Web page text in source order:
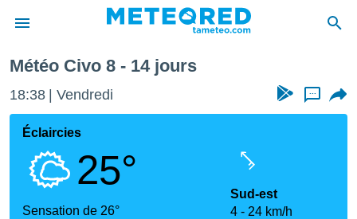
de
Météo Civo 8 - 14 jours
18:38 Vendredi ...
Éclaircies
25°
Sensation de 26°
Sud-est
4
24 km/h